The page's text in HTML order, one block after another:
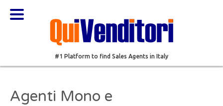
#1 Platform to find Sales Agents in Italy
Agenti Mono e